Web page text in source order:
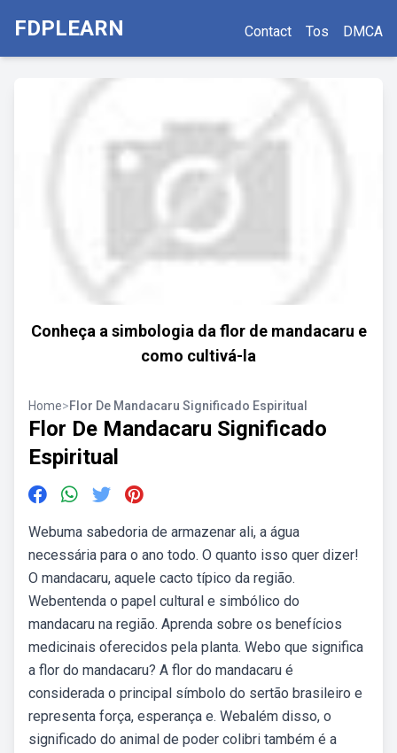
FDPLEARN Contact Tos DMCA
Conheça a simbologia da flor de mandacaru e
como cultivá-la
Home>Flor De Mandacaru Significado Espiritual
Flor De Mandacaru Significado
Espiritual
Webuma sabedoria de armazenar ali, a água
necessária para o ano todo. O quanto isso quer dizer!
O mandacaru, aquele cacto típico da região.
Webentenda o papel cultural e simbólico do
mandacaru na região. Aprenda sobre os benefícios
medicinais oferecidos pela planta. Webo que significa
a flor do mandacaru? A flor do mandacaru é
considerada o principal símbolo do sertão brasileiro e
representa força, esperança e. Webalém disso, o
significado do animal de poder colibri também é a